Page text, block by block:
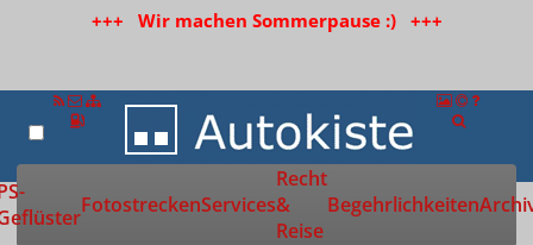
+++ Wir machen Sommerpause :) +++
Zur Startseite
FotostreckenServices
Recht
&
Reise
Begehrlichkeiten